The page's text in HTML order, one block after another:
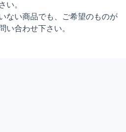
い。
ない商品でも、ご希望のものが
い合わせ下さい。